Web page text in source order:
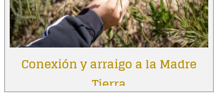
Conexión y arraigo a la Madre
Tierra